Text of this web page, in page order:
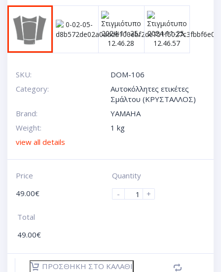
SKU:
DOM-106
Category:
Αυτοκόλλητες ετικέτες
Σμάλτου (ΚΡΥΣΤΑΛΛΟΣ)
Brand:
YAMAHA
Weight:
1 kg
view all details
Price
49.00€
Quantity
-
+
Total
49.00€
ΠΡΟΣΘΉΚΗ ΣΤΟ ΚΑΛΆΘΙ